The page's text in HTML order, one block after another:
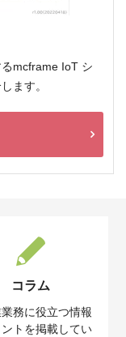
mcframe IoT シ
ます。
コラム
務に役立つ情報
トを掲載してい